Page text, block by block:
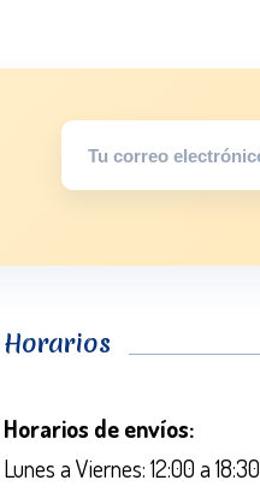
Horarios
Horarios de envíos:
Lunes a Viernes: 12:00 a 18:30